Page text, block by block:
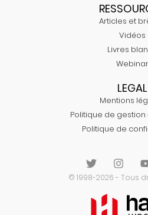
Articles et
Vidéos
Livres
Webinar
LEGAL
Mentions
Politique de
Politique de
© 1998-2026 - Tous